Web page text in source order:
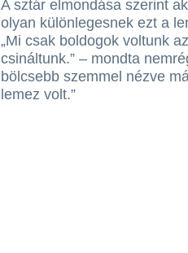
A sztár elmondása szerint
olyan különlegesnek ezt a
„Mi csak boldogok voltunk
csináltunk.” – mondta
bölcsebb szemmel nézve
lemez volt.”